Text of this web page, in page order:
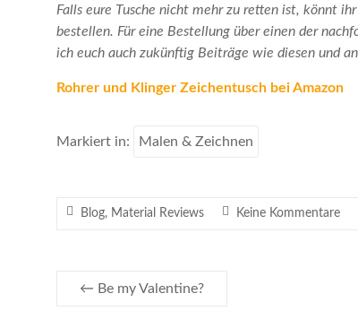
Falls eure Tusche nicht mehr zu retten ist, könnt
bestellen. Für eine Bestellung über einen der
ich euch auch zukünftig Beiträge wie diesen und
Rohrer und Klinger Zeichentusch bei Amazon
Markiert in: Malen & Zeichnen
Blog, Material Reviews Keine Kommentare
← Be my Valentine?